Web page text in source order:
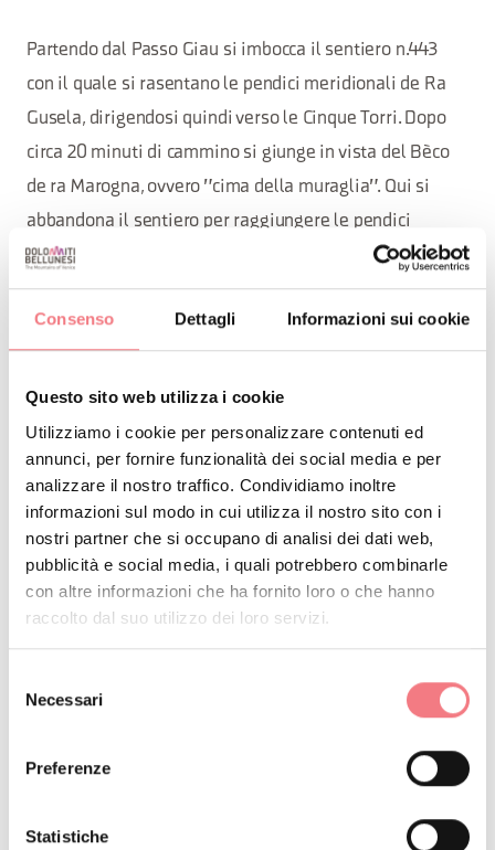
Consenso Dettagli Informazioni sui cookie
Questo sito web utilizza i cookie
Utilizziamo i cookie per personalizzare contenuti ed
annunci, per fornire funzionalità dei social media e per
analizzare il nostro traffico. Condividiamo inoltre
informazioni sul modo in cui utilizza il nostro sito con i
nostri partner che si occupano di analisi dei dati web,
pubblicità e social media, i quali potrebbero combinarle
con altre informazioni che ha fornito loro o che hanno
raccolto dal suo utilizzo dei loro servizi.
delNecessari
Preferenze
Statistiche
Partendo dal Passo Giau si imbocca il sentiero n.443
con il quale si rasentano le pendici meridionali de Ra
Gusela, dirigendosi quindi verso le Cinque Torri. Dopo
circa 20 minuti di cammino si giunge in vista del Bèco
de ra Marogna, ovvero "cima della muraglia". Qui si
abbandona il sentiero per raggiungere le pendici
meridionali del Bèco, su cui è scolpita una croce a
segnalazione del confine tra i due comuni. Da questo
punto si inizia a vedere il muretto, che scende lungo una
Sotto la strada il terreno scende ripido fino al Rio dei
Loschi per poi risalire la sponda opposta; in questa
parte i resti della muraglia sono più difficili da vedere
perchè nascosti da un ricco sottobosco. Comunque se si
prosegue fin sotto le Crepe di Formin si potrà osservare
una coppia di targhe molto ben conservate infisse nella
roccia: quella degli Asburgo e quella di Venezia con il
Si consiglia di percorrere il percorso con una guida